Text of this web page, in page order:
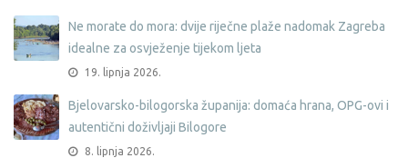
Ne morate do mora: dvije riječne plaže nadomak Zagreba
idealne za osvježenje tijekom ljeta
19. lipnja 2026.
Bjelovarsko-bilogorska županija: domaća hrana, OPG-ovi i
autentični doživljaji Bilogore
8. lipnja 2026.